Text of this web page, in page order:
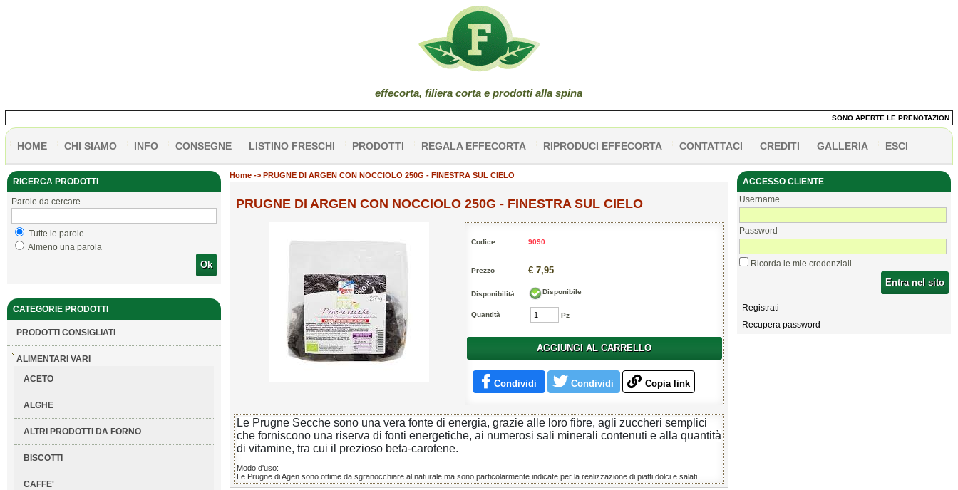
effecorta, filiera corta e prodotti alla spina
SONO APERTE LE PRENOTAZIONI DEI
HOME CHI SIAMO INFO CONSEGNE LISTINO FRESCHI PRODOTTI REGALA EFFECORTA RIPRODUCI EFFECORTA CONTATTACI CREDITI GALLERIA ESCI
RICERCA PRODOTTI
Parole da cercare
Tutte le parole
Almeno una parola
Ok
CATEGORIE PRODOTTI
PRODOTTI CONSIGLIATI
ALIMENTARI VARI
ACETO
ALGHE
ALTRI PRODOTTI DA FORNO
BISCOTTI
CAFFE'
Home-> PRUGNE DI ARGEN CON NOCCIOLO 250G - FINESTRA SUL CIELO
PRUGNE DI ARGEN CON NOCCIOLO 250G - FINESTRA SUL CIELO
Codice 9090
Prezzo € 7,95
Disponibilità Disponibile
Quantità Pz
AGGIUNGI AL CARRELLO
Condividi Condividi Copia link
Le Prugne Secche sono una vera fonte di energia, grazie alle loro fibre, agli zuccheri semplici
che forniscono una riserva di fonti energetiche, ai numerosi sali minerali contenuti e alla quantità
di vitamine, tra cui il prezioso beta-carotene.
Modo d'uso:
Le Prugne di Agen sono ottime da sgranocchiare al naturale ma sono particolarmente indicate per la realizzazione di piatti dolci e salati.
ACCESSO CLIENTE
Username
Password
Ricorda le mie credenziali
Entra nel sito
Registrati
Recupera password